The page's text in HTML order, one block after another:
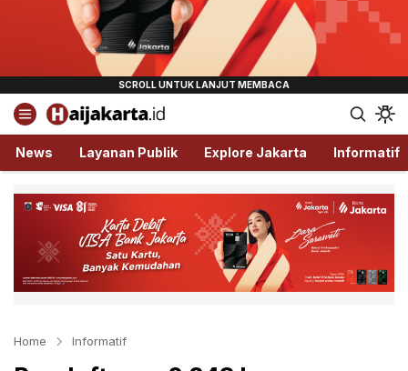
Haijakarta.id
Semua Tentang Jakarta Ada Disini!
News Layanan Publik Explore Jakarta Informatif
Home Informatif